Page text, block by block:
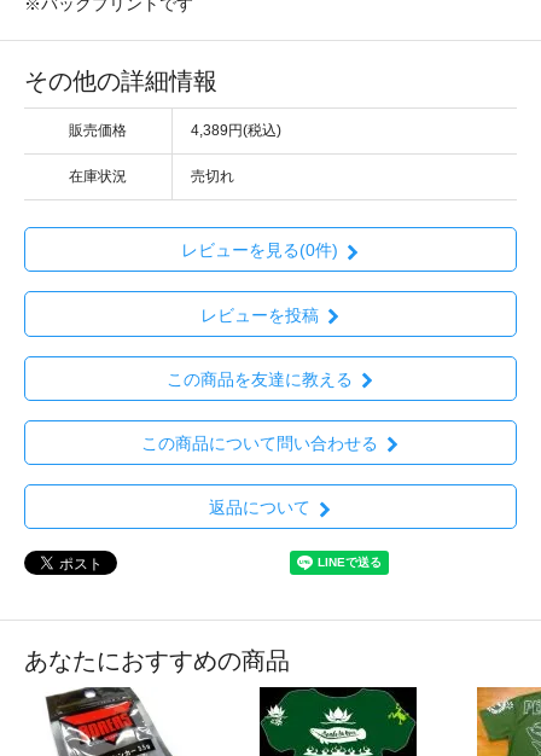
その他の詳細情報
販売価格 4,389円(税込)
在庫状況 売切れ
レビューを見る(0件)
レビューを投稿
この商品を友達に教える
この商品について問い合わせる
返品について
あなたにおすすめの商品